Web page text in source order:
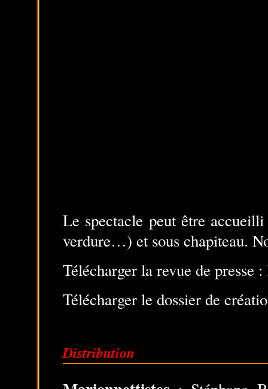
Le spectacle peut être
verdure…) et sous chapiteau.
Télécharger la revue de presse :
Télécharger le dossier de
Distribution